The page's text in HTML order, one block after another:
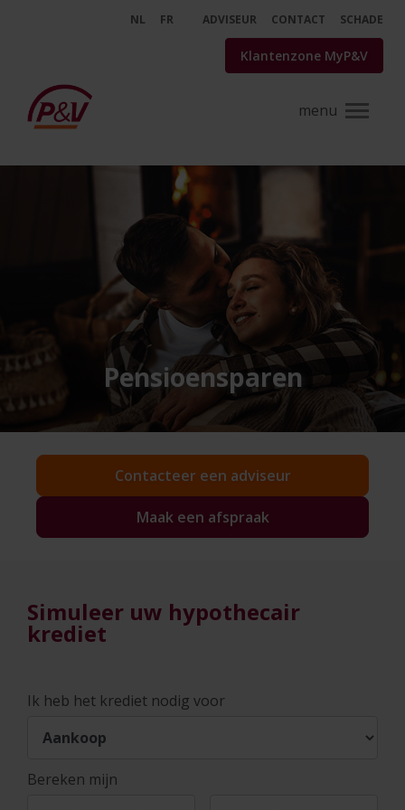
NL FR ADVISEUR CONTACT SCHADE
Klantenzone MyP&V
Pensioensparen
Contacteer een adviseur
Maak een afspraak
Simuleer uw hypothecair
krediet
Ik heb het krediet nodig voor
Bereken mijn